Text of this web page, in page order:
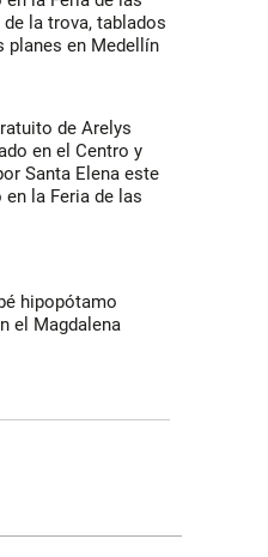
la trova, tablados
planes en Medellín
de Arelys
en el Centro y
Santa Elena este
la Feria de las
hipopótamo
el Magdalena